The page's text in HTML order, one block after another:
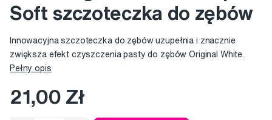
Soft szczoteczka do zębów
Innowacyjna szczoteczka do zębów uzupełnia i znacznie
zwiększa efekt czyszczenia pasty do zębów Original White.
Pełny opis
21,00 Zł